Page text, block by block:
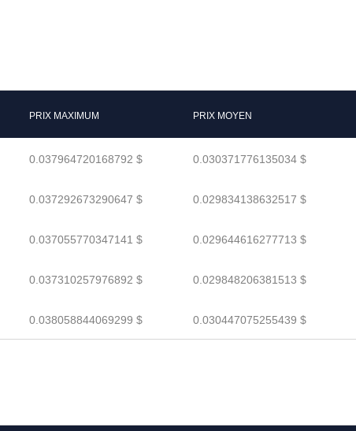
PRIX MAXIMUM PRIX MOYEN
0.037964720168792 $ 0.030371776135034 $
0.037292673290647 $ 0.029834138632517 $
0.037055770347141 $ 0.029644616277713 $
0.037310257976892 $ 0.029848206381513 $
0.038058844069299 $ 0.030447075255439 $